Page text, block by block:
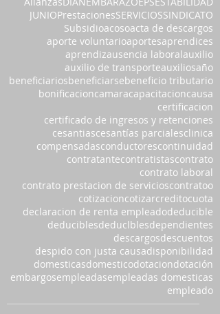
JUNIOPrestacionesSERVICIOSSINDICATO
Subsidioacosoacta de descargos
aporte voluntarioaportesaprendices
aprendizausencia laboralauxilio
auxilio de transporteauxiliosaño
beneficiariosbeneficiarsebeneficio tributario
bonificacioncamaracapacitacioncausa
certificacion
certificado de ingresos y retenciones
cesantiascesantías parcialesclinica
compensadasconductorescontinuidad
contratantecontratistascontrato
contrato laboral
contrato prestacion de servicioscontratoo
cotizacioncotizarcreditocuota
declaracion de renta empleadodeducible
deduciblesdeduclblesdependientes
descargosdescuentos
despido con justa causadisponibilidad
domesticasdomesticodotaciondotación
embargosempleadasempleadas domesticas
empleado